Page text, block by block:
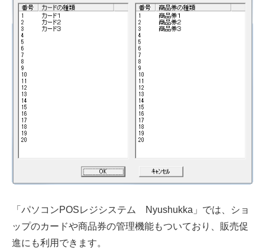
「パソコンPOSレジシステム Nyushukka」では、ショ
ップのカードや商品券の管理機能もついており、販売促
進にも利用できます。